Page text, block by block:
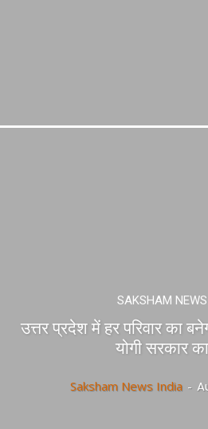
SAKSHAM
उत्तर प्रदेश में हर परिवार का
योगी सरकार
Saksham News India -